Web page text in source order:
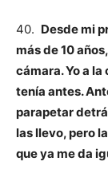
40. Desde mi
más de 10
cámara. Yo a
tenía antes.
parapetar
las llevo, pero
que ya me da